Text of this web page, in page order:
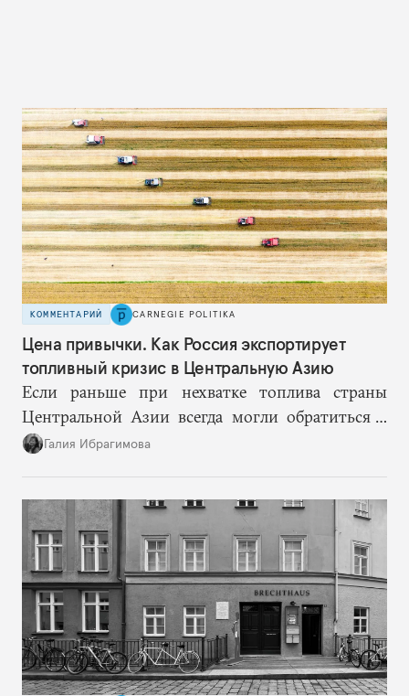
КОММЕНТАРИЙ CARNEGIE POLITIKA
Цена привычки. Как Россия экспортирует
топливный кризис в Центральную Азию
Если раньше при нехватке топлива страны
Центральной Азии всегда могли обратиться к
Москве за дополнительными объемами, то
Галия Ибрагимова